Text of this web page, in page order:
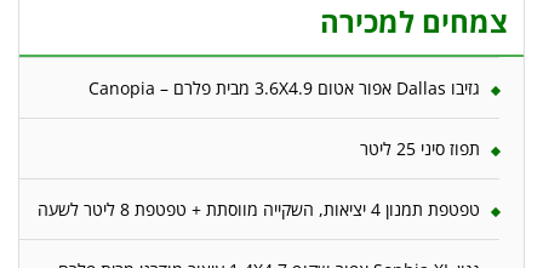
צמחים למכירה
גזיבו Dallas אפור אטום 3.6X4.9 מבית פלרם – Canopia
תפוז סיני 25 ליטר
טפטפת תמנון 4 יציאות, השקייה מווסתת + טפטפת 8 ליטר לשעה